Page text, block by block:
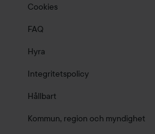
Cookies
FAQ
Hyra
Integritetspolicy
Hållbart
Kommun, region och myndighet